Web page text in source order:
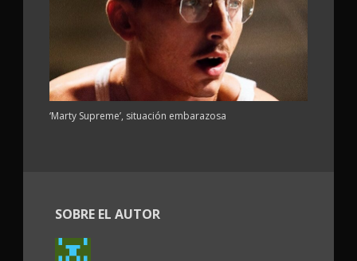
‘Marty Supreme’, situación embarazosa
SOBRE EL AUTOR